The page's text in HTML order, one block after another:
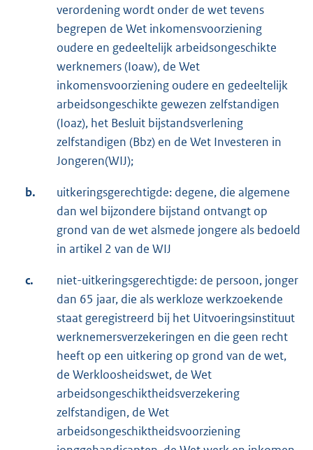
verordening wordt onder de wet tevens
begrepen de Wet inkomensvoorziening
oudere en gedeeltelijk arbeidsongeschikte
werknemers (Ioaw), de Wet
inkomensvoorziening oudere en gedeeltelijk
arbeidsongeschikte gewezen zelfstandigen
(Ioaz), het Besluit bijstandsverlening
zelfstandigen (Bbz) en de Wet Investeren in
Jongeren(WIJ);
b.
uitkeringsgerechtigde: degene, die algemene
dan wel bijzondere bijstand ontvangt op
grond van de wet alsmede jongere als bedoeld
in artikel 2 van de WIJ
c.
niet-uitkeringsgerechtigde: de persoon, jonger
dan 65 jaar, die als werkloze werkzoekende
staat geregistreerd bij het Uitvoeringsinstituut
werknemersverzekeringen en die geen recht
heeft op een uitkering op grond van de wet,
de Werkloosheidswet, de Wet
arbeidsongeschiktheidsverzekering
zelfstandigen, de Wet
arbeidsongeschiktheidsvoorziening